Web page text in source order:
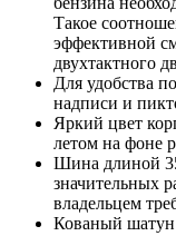
Такое
эффективной
двухтактного
Для удобства
надписи и
Яркий цвет
летом на фоне
Шина длиной
значительных
владельцем
Кованый шатун